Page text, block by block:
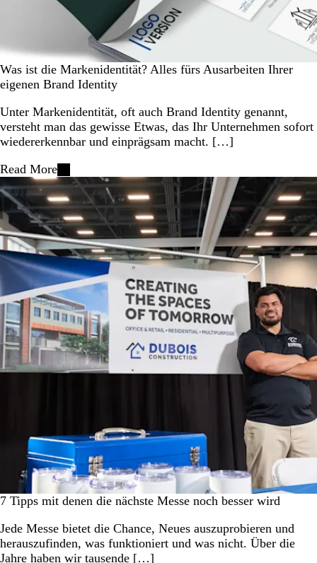
Was ist die Markenidentität? Alles fürs Ausarbeiten Ihrer
eigenen Brand Identity
Unter Markenidentität, oft auch Brand Identity genannt,
versteht man das gewisse Etwas, das Ihr Unternehmen sofort
wiedererkennbar und einprägsam macht. […]
Read More
7 Tipps mit denen die nächste Messe noch besser wird
Jede Messe bietet die Chance, Neues auszuprobieren und
herauszufinden, was funktioniert und was nicht. Über die
Jahre haben wir tausende […]